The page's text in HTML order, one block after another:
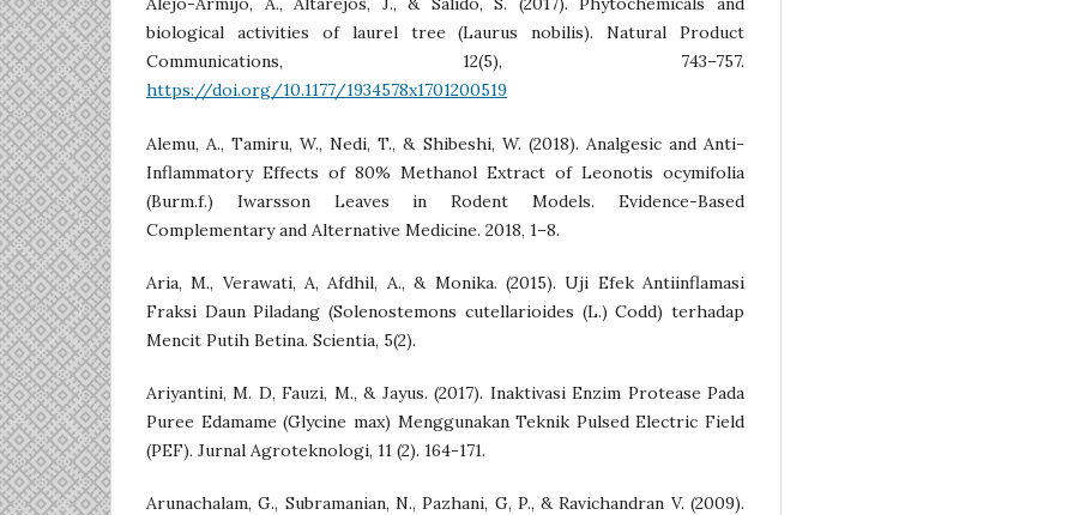
biological activities of laurel tree (Laurus nobilis). Natural Product
Communications, 12(5), 743–757.
https://doi.org/10.1177/1934578x1701200519
Alemu, A., Tamiru, W., Nedi, T., & Shibeshi, W. (2018). Analgesic and Anti-
Inflammatory Effects of 80% Methanol Extract of Leonotis ocymifolia
(Burm.f.) Iwarsson Leaves in Rodent Models. Evidence-Based
Complementary and Alternative Medicine. 2018, 1–8.
Aria, M., Verawati, A, Afdhil, A., & Monika. (2015). Uji Efek Antiinflamasi
Fraksi Daun Piladang (Solenostemons cutellarioides (L.) Codd) terhadap
Mencit Putih Betina. Scientia, 5(2).
Ariyantini, M. D, Fauzi, M., & Jayus. (2017). Inaktivasi Enzim Protease Pada
Puree Edamame (Glycine max) Menggunakan Teknik Pulsed Electric Field
(PEF). Jurnal Agroteknologi, 11 (2). 164-171.
Arunachalam, G., Subramanian, N., Pazhani, G, P., & Ravichandran V. (2009).